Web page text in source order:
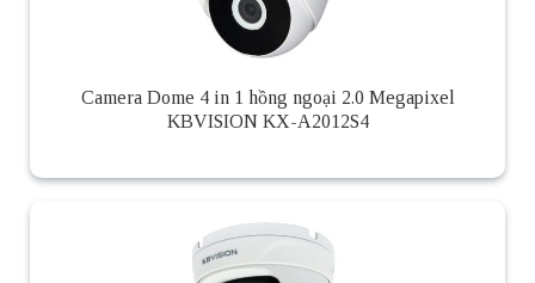
Camera Dome 4 in 1 hồng ngoại 2.0 Megapixel
KBVISION KX-A2012S4